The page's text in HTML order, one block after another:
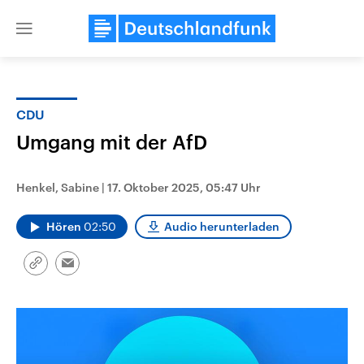
Close
Alle Informationen
Sachsen-Anhalt wählt am 6.
September 2026 einen neuen
Landtag. Seit 2021 wird das
Bundesland von einer Koalition aus
Hintergründe
Wirtschaftlich und
gehören die Vereinigten
den mächtigsten Ländern
mit großem Einfluss auf
CDU
Umgang mit der AfD
Henkel, Sabine | 17. Oktober 2025, 05:47 Uhr
Hören 02:50 Audio herunterladen
Link
Email